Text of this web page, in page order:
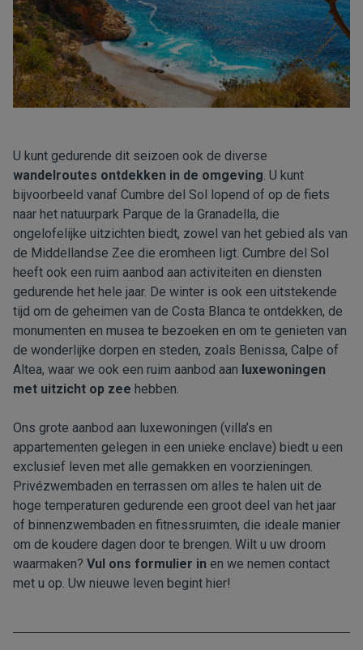
U kunt gedurende dit seizoen ook de diverse
wandelroutes ontdekken in de omgeving. U kunt
bijvoorbeeld vanaf Cumbre del Sol lopend of op de fiets
naar het natuurpark Parque de la Granadella, die
ongelofelijke uitzichten biedt, zowel van het gebied als van
de Middellandse Zee die eromheen ligt. Cumbre del Sol
heeft ook een ruim aanbod aan activiteiten en diensten
gedurende het hele jaar. De winter is ook een uitstekende
tijd om de geheimen van de Costa Blanca te ontdekken, de
monumenten en musea te bezoeken en om te genieten van
de wonderlijke dorpen en steden, zoals Benissa, Calpe of
Altea, waar we ook een ruim aanbod aan luxewoningen
met uitzicht op zee hebben.
Ons grote aanbod aan luxewoningen (villa’s en
appartementen gelegen in een unieke enclave) biedt u een
exclusief leven met alle gemakken en voorzieningen.
Privézwembaden en terrassen om alles te halen uit de
hoge temperaturen gedurende een groot deel van het jaar
of binnenzwembaden en fitnessruimten, die ideale manier
om de koudere dagen door te brengen. Wilt u uw droom
waarmaken? Vul ons formulier in en we nemen contact
met u op. Uw nieuwe leven begint hier!